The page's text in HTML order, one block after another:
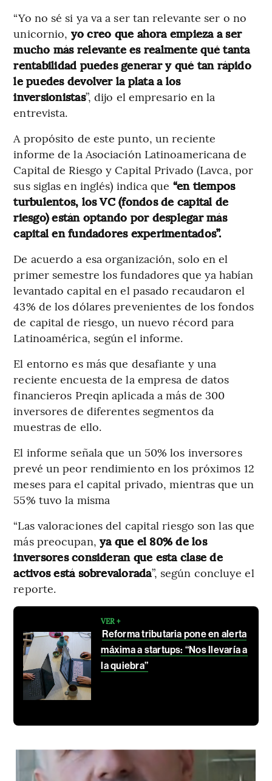
“Yo no sé si ya va a ser tan relevante ser o no
unicornio, yo creo que ahora empieza a ser
mucho más relevante es realmente qué tanta
rentabilidad puedes generar y qué tan rápido
le puedes devolver la plata a los
inversionistas”, dijo el empresario en la
entrevista.
A propósito de este punto, un reciente
informe de la Asociación Latinoamericana de
Capital de Riesgo y Capital Privado (Lavca, por
sus siglas en inglés) indica que “en tiempos
turbulentos, los VC (fondos de capital de
riesgo) están optando por desplegar más
capital en fundadores experimentados”.
De acuerdo a esa organización, solo en el
primer semestre los fundadores que ya habían
levantado capital en el pasado recaudaron el
43% de los dólares prevenientes de los fondos
de capital de riesgo, un nuevo récord para
Latinoamérica, según el informe.
El entorno es más que desafiante y una
reciente encuesta de la empresa de datos
financieros Preqin aplicada a más de 300
inversores de diferentes segmentos da
muestras de ello.
El informe señala que un 50% los inversores
prevé un peor rendimiento en los próximos 12
meses para el capital privado, mientras que un
55% tuvo la misma
“Las valoraciones del capital riesgo son las que
más preocupan, ya que el 80% de los
inversores consideran que esta clase de
activos está sobrevalorada”, según concluye el
reporte.
VER +
Reforma tributaria pone en alerta
máxima a startups: “Nos llevaría a
la quiebra”